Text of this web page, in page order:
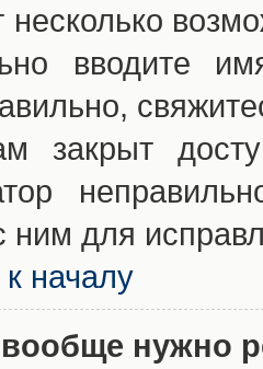
несколько
вводите
закрыт
ним для
началу
нужно